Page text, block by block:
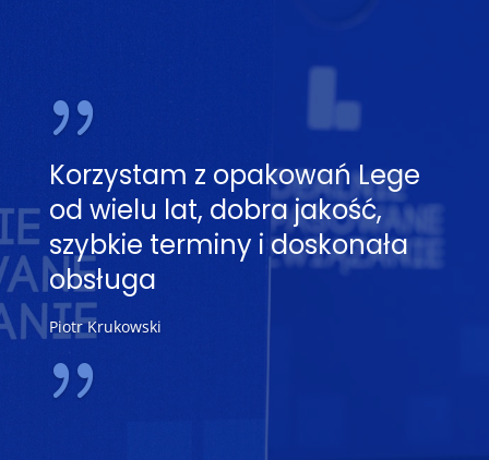
Korzystam z opakowań Lege
od wielu lat, dobra jakość,
szybkie terminy i doskonała
obsługa
Piotr Krukowski